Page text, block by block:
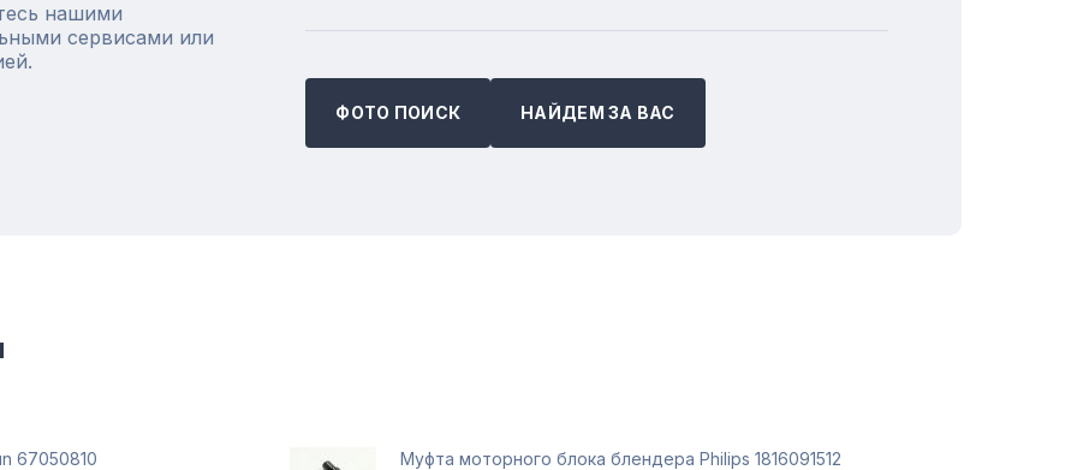
нашими
сервисами или
ФОТО ПОИСК НАЙДЕМ ЗА ВАС
67050810
Муфта моторного блока блендера Philips 1816091512